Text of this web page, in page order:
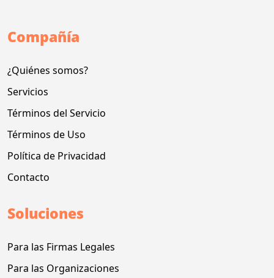
Compañía
¿Quiénes somos?
Servicios
Términos del Servicio
Términos de Uso
Política de Privacidad
Contacto
Soluciones
Para las Firmas Legales
Para las Organizaciones